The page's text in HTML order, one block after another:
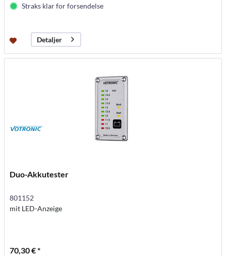
Straks klar for forsendelse
Detaljer
Duo-Akkutester
801152
mit LED-Anzeige
70,30 € *